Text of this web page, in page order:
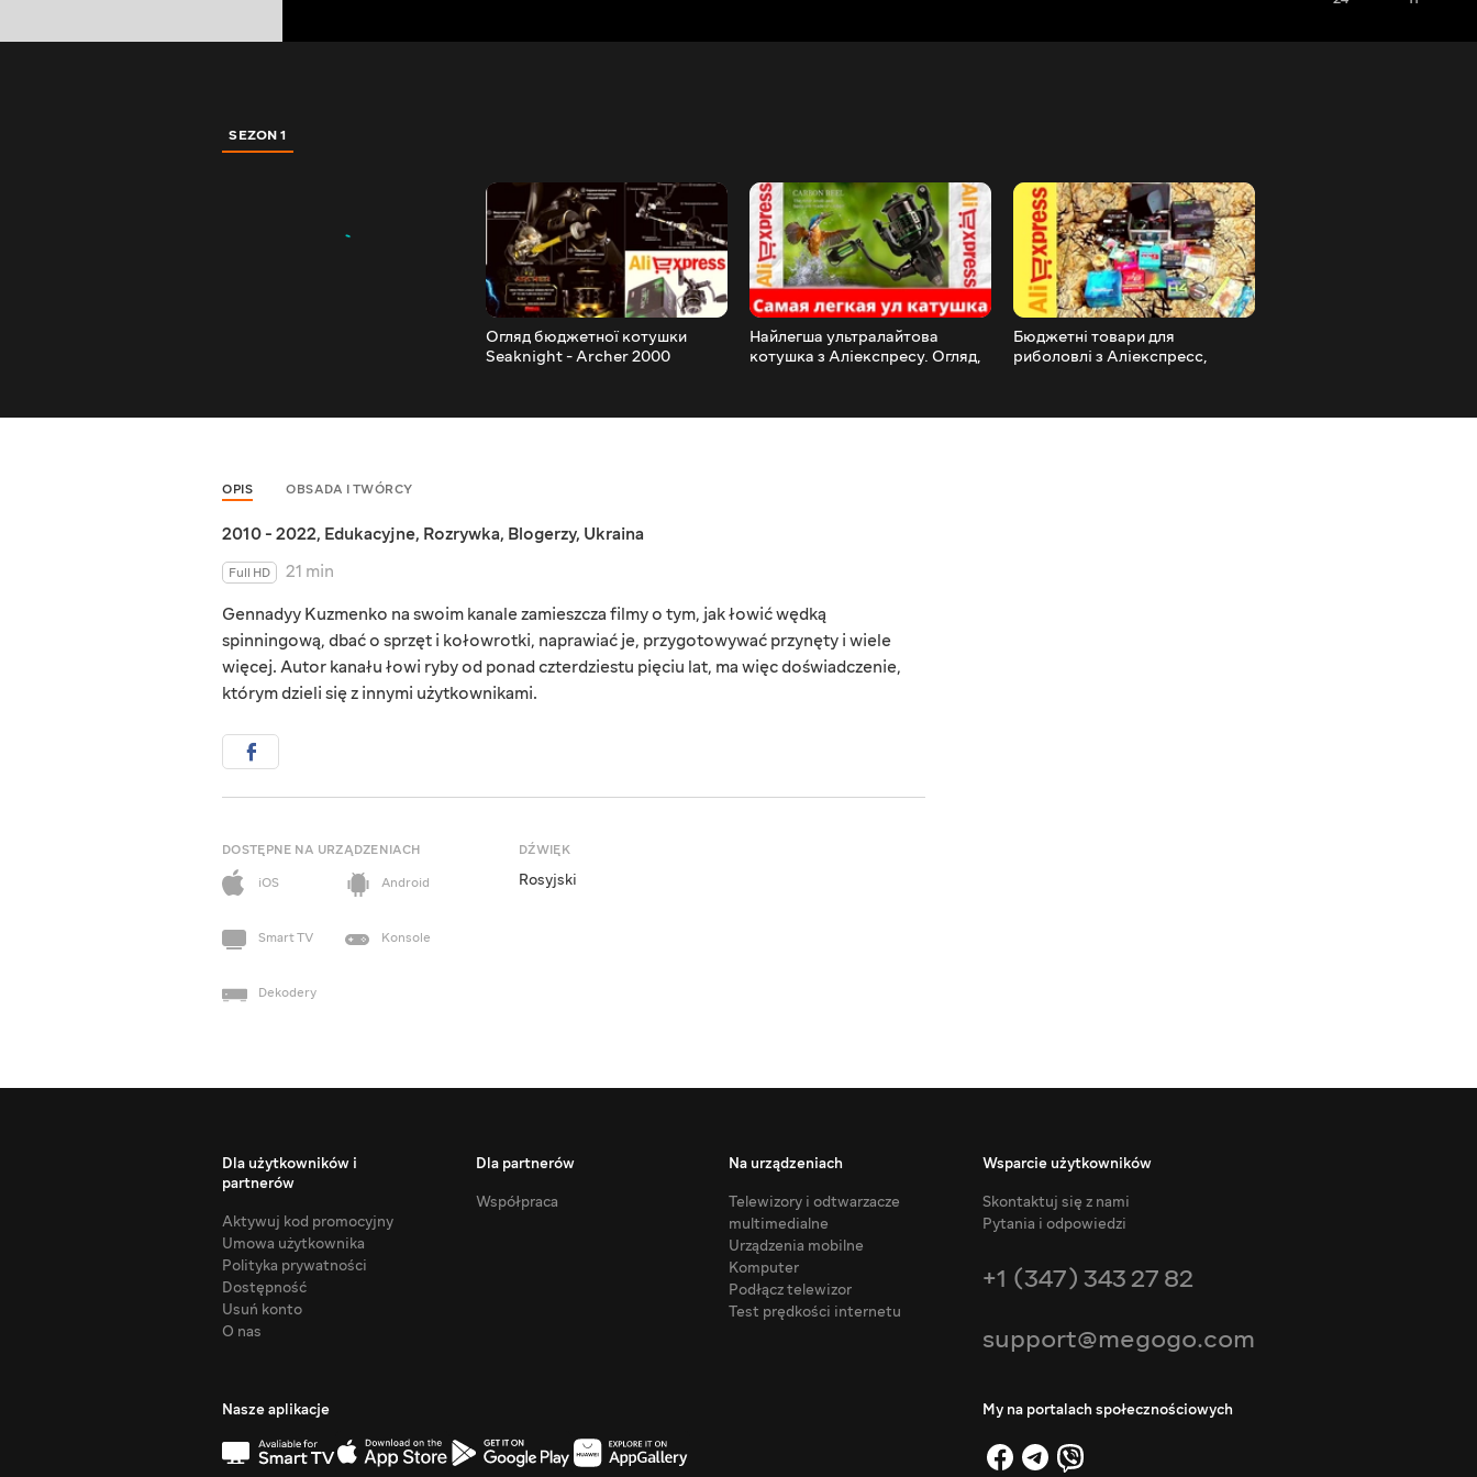
SEZON 1
Огляд бюджетної котушки
Seaknight - Archer 2000
Найлегша ультралайтова
котушка з Аліекспресу. Огляд,
Бюджетні товари для
риболовлі з Аліекспресс,
OPIS OBSADA I TWÓRCY
2010 - 2022, Edukacyjne, Rozrywka, Blogerzy, Ukraina
Full HD
21 min
Gennadyy Kuzmenko na swoim kanale zamieszcza filmy o tym, jak łowić wędką
spinningową, dbać o sprzęt i kołowrotki, naprawiać je, przygotowywać przynęty i wiele
więcej. Autor kanału łowi ryby od ponad czterdziestu pięciu lat, ma więc doświadczenie,
którym dzieli się z innymi użytkownikami.
DOSTĘPNE NA URZĄDZENIACH
iOS
Android
Smart TV Konsole
Dekodery
DŹWIĘK
Rosyjski
Dla użytkowników i
partnerów
Aktywuj kod promocyjny
Umowa użytkownika
Polityka prywatności
Dostępność
Usuń konto
O nas
Dla partnerów
Współpraca
Na urządzeniach
Telewizory i odtwarzacze
multimedialne
Urządzenia mobilne
Komputer
Podłącz telewizor
Test prędkości internetu
Wsparcie użytkowników
Skontaktuj się z nami
Pytania i odpowiedzi
+1 (347) 343 27 82
support@megogo.com
Nasze aplikacje My na portalach społecznościowych